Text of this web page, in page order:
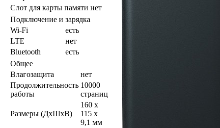
Слот для карты памяти нет
Подключение и зарядка
Wi-Fi
есть
LTE
нет
Bluetooth
есть
Общее
Влагозащита
нет
Продолжительность
работы
10000
страниц
Размеры (ДхШхВ)
160 x
115 x
9,1 мм